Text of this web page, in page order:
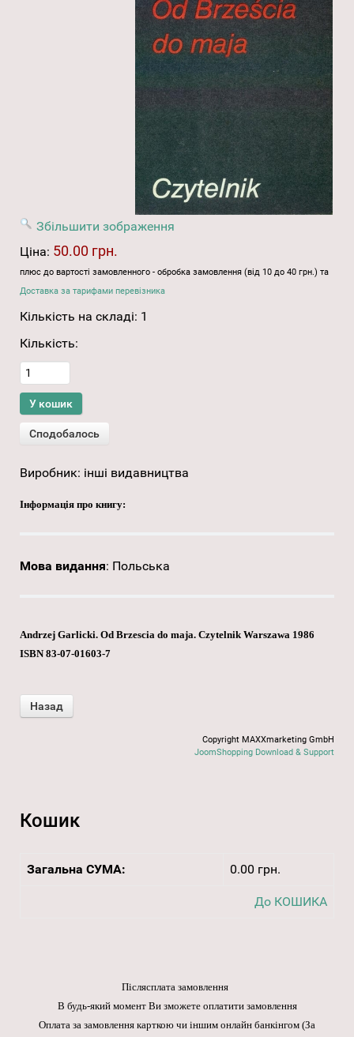
Збільшити зображення
Ціна: 50.00 грн.
плюс до вартості замовленного - обробка замовлення (від 10 до 40 грн.) та
Доставка за тарифами перевізника
Кількість на складі: 1
Кількість:
Виробник: інші видавництва
Інформація про книгу:
Мова видання: Польська
Andrzej Garlicki. Od Brzescia do maja. Czytelnik Warszawa 1986
ISBN 83-07-01603-7
Copyright MAXXmarketing GmbH
JoomShopping Download & Support
Кошик
Загальна СУМА: 0.00 грн.
До КОШИКА
Післясплата замовлення
В будь-який момент Ви зможете оплатити замовлення
Оплата за замовлення карткою чи іншим онлайн банкінгом (За